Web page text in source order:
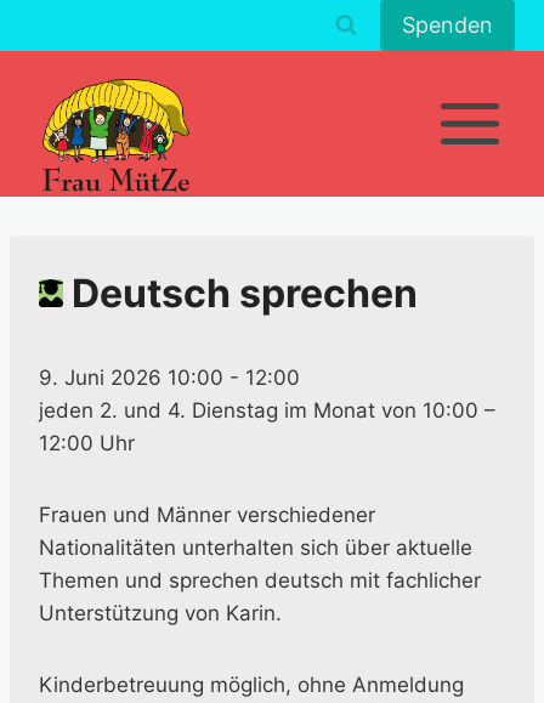
Inhalt
Spenden
Deutsch sprechen
9. Juni 2026 10:00 - 12:00
jeden 2. und 4. Dienstag im Monat von 10:00 –
12:00 Uhr
Frauen und Männer verschiedener
Nationalitäten unterhalten sich über aktuelle
Themen und sprechen deutsch mit fachlicher
Unterstützung von Karin.
Kinderbetreuung möglich, ohne Anmeldung